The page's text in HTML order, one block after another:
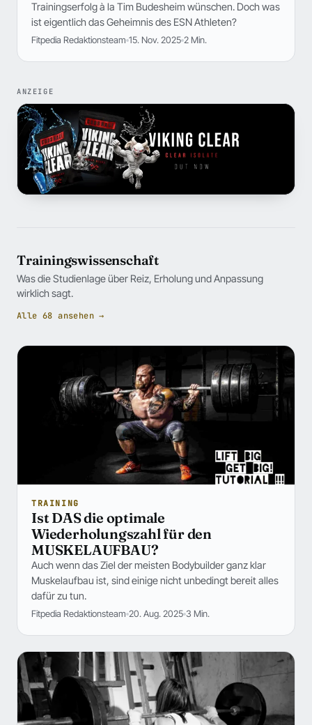
Trainingserfolg à la Tim Budesheim wünschen. Doch was
ist eigentlich das Geheimnis des ESN Athleten?
Fitpedia Redaktionsteam 15. Nov. 2025 2 Min.
ANZEIGE
Trainingswissenschaft
Was die Studienlage über Reiz, Erholung und Anpassung
wirklich sagt.
Alle 68 ansehen →
TRAINING
Ist DAS die optimale
Wiederholungszahl für den
MUSKELAUFBAU?
Auch wenn das Ziel der meisten Bodybuilder ganz klar
Muskelaufbau ist, sind einige nicht unbedingt bereit alles
dafür zu tun.
Fitpedia Redaktionsteam 20. Aug. 2025 3 Min.